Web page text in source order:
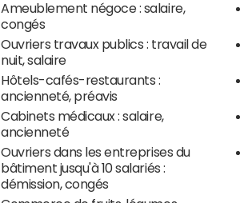
Ameublement négoce : salaire,
congés
Ouvriers travaux publics : travail de
nuit, salaire
Hôtels-cafés-restaurants :
ancienneté, préavis
Cabinets médicaux : salaire,
ancienneté
Ouvriers dans les entreprises du
bâtiment jusqu'à 10 salariés :
démission, congés